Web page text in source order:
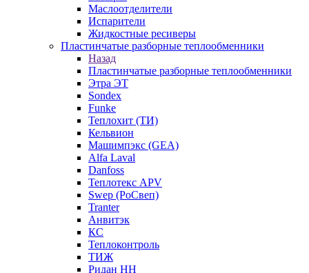
Маслоотделители
Испарители
Жидкостные ресиверы
Пластинчатые разборные теплообменники
Назад
Пластинчатые разборные теплообменники
Этра ЭТ
Sondex
Funke
Теплохит (ТИ)
Кельвион
Машимпэкс (GEA)
Alfa Laval
Danfoss
Теплотекс APV
Swep (РоСвеп)
Tranter
Анвитэк
КС
Теплоконтроль
ТИЖ
Ридан НН